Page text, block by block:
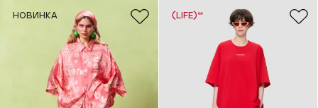
НОВИНКА (LIFE)™
комьюнити VK